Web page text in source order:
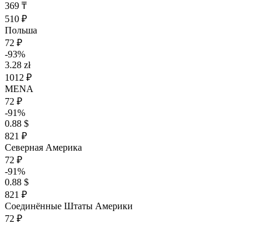
369 ₸
510 ₽
Польша
72 ₽
-93%
3.28 zł
1012 ₽
MENA
72 ₽
-91%
0.88 $
821 ₽
Северная Америка
72 ₽
-91%
0.88 $
821 ₽
Соединённые Штаты Америки
72 ₽